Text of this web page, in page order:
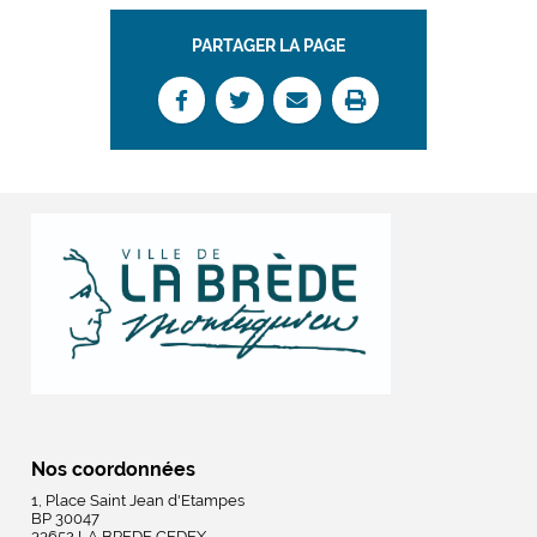
PARTAGER LA PAGE
Nos coordonnées
1, Place Saint Jean d'Etampes
BP 30047